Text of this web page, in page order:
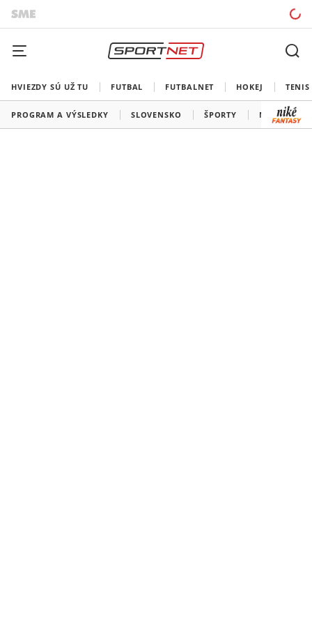
HVIEZDY SÚ UŽ TU FUTBAL FUTBALNET HOKEJ TENIS
PROGRAM A VÝSLEDKY SLOVENSKO ŠPORTY